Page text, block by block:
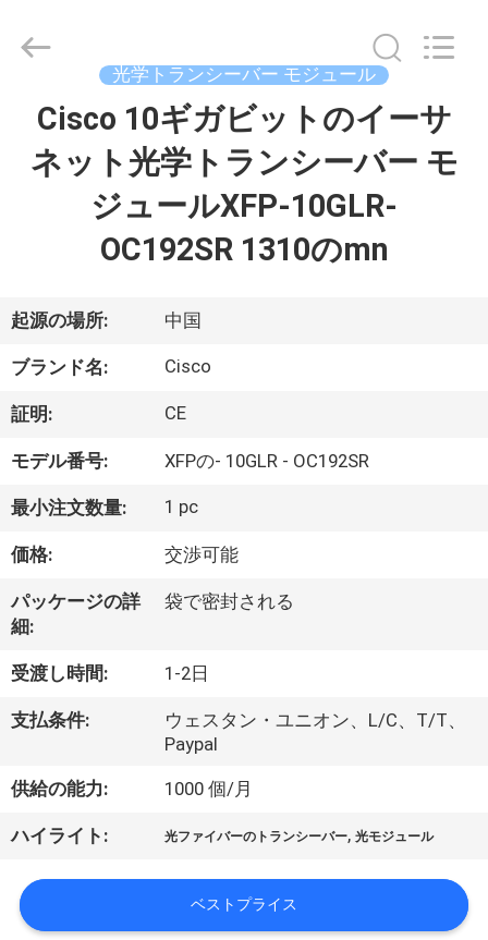
へ
ビ
デ
オ
わ
た
し
に
つ
い
LonRise
Equipment
光学トランシーバー モジュール
Cisco 10ギガビットのイーサ
ネット光学トランシーバー モ
ジュールXFP-10GLR-
OC192SR 1310のmn
起源の場所: 中国
ブランド名: Cisco
証明: CE
モデル番号: XFPの- 10GLR - OC192SR
最小注文数量: 1 pc
価格: 交渉可能
パッケージの詳
細:
袋で密封される
受渡し時間: 1-2日
支払条件:
ウェスタン・ユニオン、L/C、T/T、
Paypal
供給の能力: 1000 個/月
ハイライト: 光ファイバーのトランシーバー,光モジュール
ベストプライス